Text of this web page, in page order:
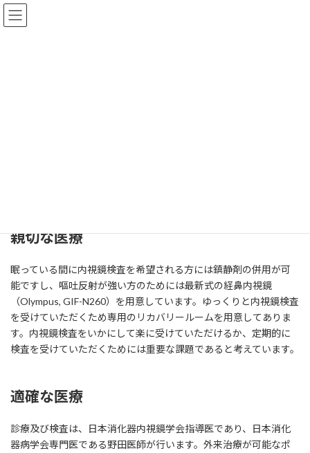
コ
ン
ナ
ビ
親切な医療
眠っている間に内視鏡検査を希望される方には鎮静剤の併用が可
能ですし、嘔吐反射が強い方のためには最新式の経鼻内視鏡
（Olympus, GIF-N260）を用意しています。ゆっくりと内視鏡検査
を受けていただくため専用のリカバリールームを用意してありま
す。内視鏡検査をいかにして楽に受けていただけるか、定期的に
検査を受けていただくためには重要な課題であると考えています。
適確な医療
診療及び検査は、日本消化器内視鏡学会指導医であり、日本消化
器病学会専門医である野田医師が行います。外来治療が可能なポ